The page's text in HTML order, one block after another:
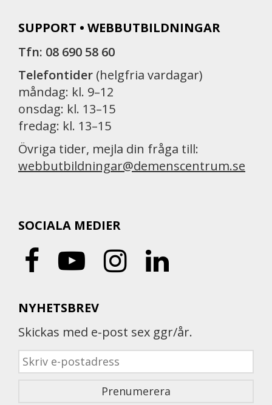
SUPPORT • WEBBUTBILDNINGAR
Tfn: 08 690 58 60
Telefontider (helgfria vardagar)
måndag: kl. 9–12
onsdag: kl. 13–15
fredag: kl. 13–15
Övriga tider, mejla din fråga till:
webbutbildningar@demenscentrum.se
SOCIALA MEDIER
NYHETSBREV
Skickas med e-post sex ggr/år.